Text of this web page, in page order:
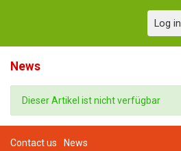
Log in
News
Dieser Artikel ist nicht verfügbar
Contact us News